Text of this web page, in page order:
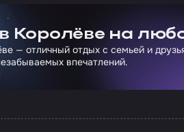
Королёве на
— отличный отдых с семьей и
впечатлений.